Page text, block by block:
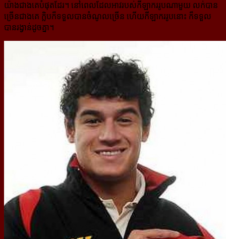
យ៉ាងជាង​គេ​បំផុតដែរ។ នៅពេលដែលអាវរបស់កីឡាកររូបណាមួយ លក់បាន
ច្រើនជាងគេ ក្លិបក៏ទទួលបានចំណូលច្រើន ហើយ​កីឡាកររូបនោះ ក៏ទទួល
បានរង្វាន់ដូចគ្នា។